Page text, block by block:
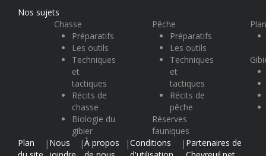
Nos sujets
Chasse
Préparatifs
Les outils
Techniques
et
tactiques
Récits de
chasse
Biologie du
gibier
Pêche
Préparatifs
Les outils
Techniques
et
tactiques
Récits de
pêche
Réserves
fauniques
Plan
| Nous
|À propos
|Conditions
| Partenaires de